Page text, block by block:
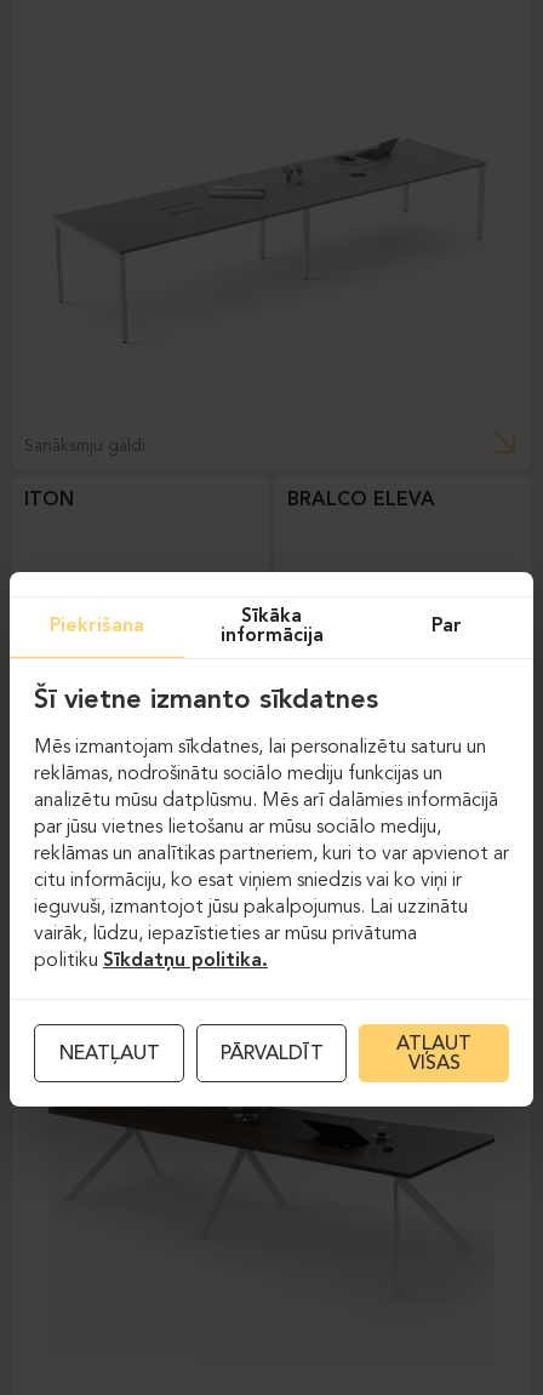
Sanāksmju galdi
ITON
Sanāksmju galdi
BRALCO ELEVA
Sanāksmju galdi
MARO AXY
Piekrišana
Sīkāka
informācija
Par
Šī vietne izmanto sīkdatnes
Mēs izmantojam sīkdatnes, lai personalizētu saturu un
reklāmas, nodrošinātu sociālo mediju funkcijas un
analizētu mūsu datplūsmu. Mēs arī dalāmies informācijā
par jūsu vietnes lietošanu ar mūsu sociālo mediju,
reklāmas un analītikas partneriem, kuri to var apvienot ar
citu informāciju, ko esat viņiem sniedzis vai ko viņi ir
ieguvuši, izmantojot jūsu pakalpojumus. Lai uzzinātu
vairāk, lūdzu, iepazīstieties ar mūsu privātuma
politiku Sīkdatņu politika.
NEATĻAUT PĀRVALDĪT
ATĻAUT
VISAS